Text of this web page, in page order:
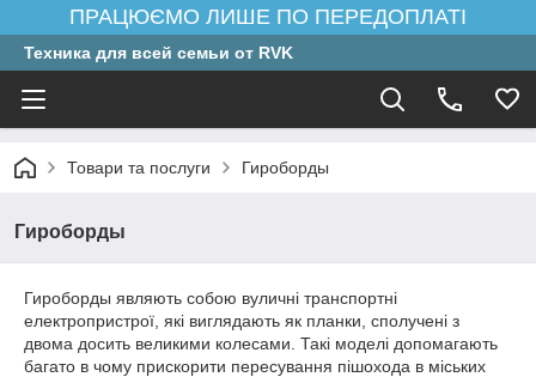
ПРАЦЮЄМО ЛИШЕ ПО ПЕРЕДОПЛАТІ
Техника для всей семьи от RVK
Товари та послуги Гироборды
Гироборды
Гироборды являють собою вуличні транспортні
електропристрої, які виглядають як планки, сполучені з
двома досить великими колесами. Такі моделі допомагають
багато в чому прискорити пересування пішохода в міських